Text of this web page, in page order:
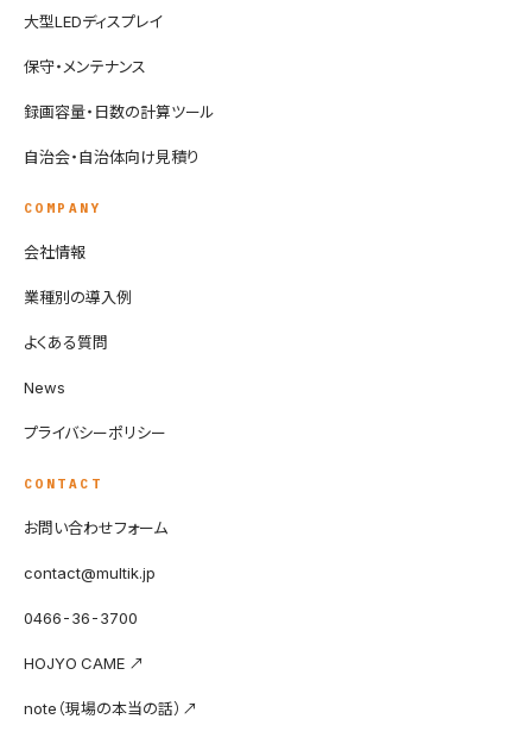
大型LEDディスプレイ
保守・メンテナンス
録画容量・日数の計算ツール
自治会・自治体向け見積り
COMPANY
会社情報
業種別の導入例
よくある質問
News
プライバシーポリシー
CONTACT
お問い合わせフォーム
contact@multik.jp
0466-36-3700
HOJYO CAME ↗
note（現場の本当の話）↗